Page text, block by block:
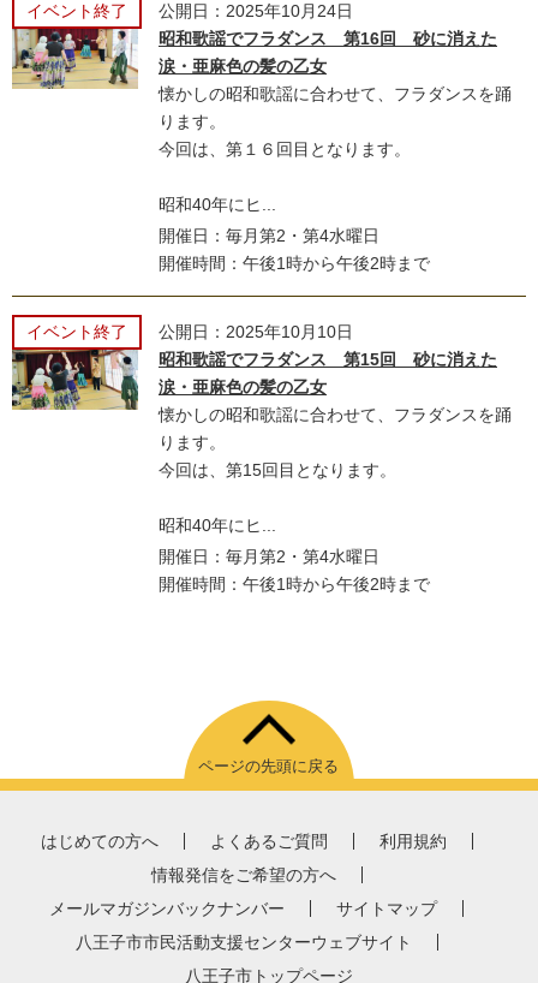
イベント終了
公開日：2025年10月24日
昭和歌謡でフラダンス 第16回 砂に消えた
涙・亜麻色の髪の乙女
懐かしの昭和歌謡に合わせて、フラダンスを踊
ります。
今回は、第１６回目となります。
昭和40年にヒ...
開催日：毎月第2・第4水曜日
開催時間：午後1時から午後2時まで
イベント終了
公開日：2025年10月10日
昭和歌謡でフラダンス 第15回 砂に消えた
涙・亜麻色の髪の乙女
懐かしの昭和歌謡に合わせて、フラダンスを踊
ります。
今回は、第15回目となります。
昭和40年にヒ...
開催日：毎月第2・第4水曜日
開催時間：午後1時から午後2時まで
ページの先頭に戻る
はじめての方へ よくあるご質問
利用規約
情報発信をご希望の方へ
メールマガジンバックナンバー
サイトマップ
八王子市市民活動支援センターウェブサイト
八王子市トップページ